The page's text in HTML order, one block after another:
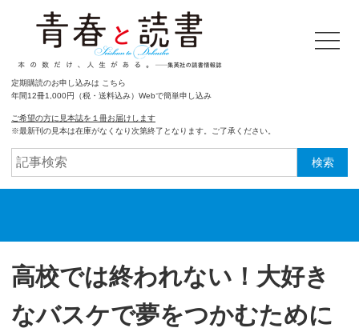
定期購読のお申し込みは こちら
年間12冊1,000円（税・送料込み）Webで簡単申し込み
ご希望の方に見本誌を１冊お届けします
※最新刊の見本は在庫がなくなり次第終了となります。ご了承ください。
検索
高校では終われない！大好き
なバスケで夢をつかむために